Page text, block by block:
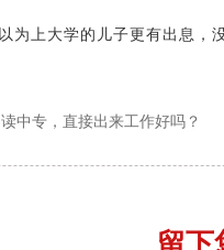
为上大学的儿子更有出息，
中专，直接出来工作好吗？
留下